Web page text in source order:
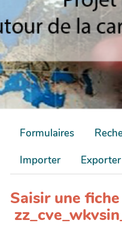
Formulaires
Importer
Exporter
Saisir une